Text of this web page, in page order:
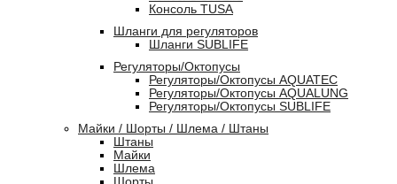
Консоль TUSA
Шланги для регуляторов
Шланги SUBLIFE
Регуляторы/Октопусы
Регуляторы/Октопусы AQUATEC
Регуляторы/Октопусы AQUALUNG
Регуляторы/Октопусы SUBLIFE
Майки / Шорты / Шлема / Штаны
Штаны
Майки
Шлема